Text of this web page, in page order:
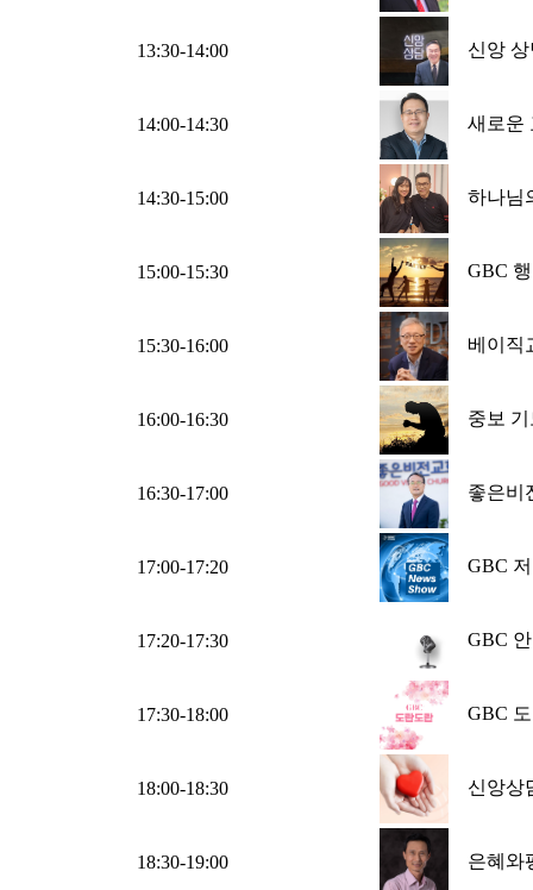
13:30-14:00 신앙
14:00-14:30 새로운
14:30-15:00 하나님
15:00-15:30 GBC
15:30-16:00 베이직
16:00-16:30 중보
16:30-17:00 좋은비
17:00-17:20 GBC
17:20-17:30 GBC
17:30-18:00 GBC
18:00-18:30 신앙상
18:30-19:00 은혜와